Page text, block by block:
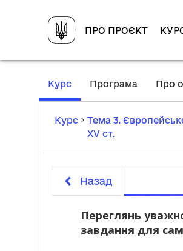
ПРО ПРОЄКТ
Курс,
Програма Про
Курс
Тема 3.
ХV ст.
Назад
Переглянь
завдання для